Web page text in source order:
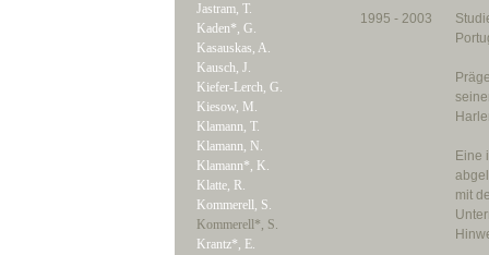
Jastram, T.
Kaden*, G.
Kasauskas, A.
Kausch, J.
Kiefer-Lerch, G.
Kiesow, M.
Klamann, T.
Klamann, N.
Klamann*, K.
Klatte, R.
Kommerell, S.
Kommerell*, S.
Krantz*, E.
1995 - 2003
Eine
mit